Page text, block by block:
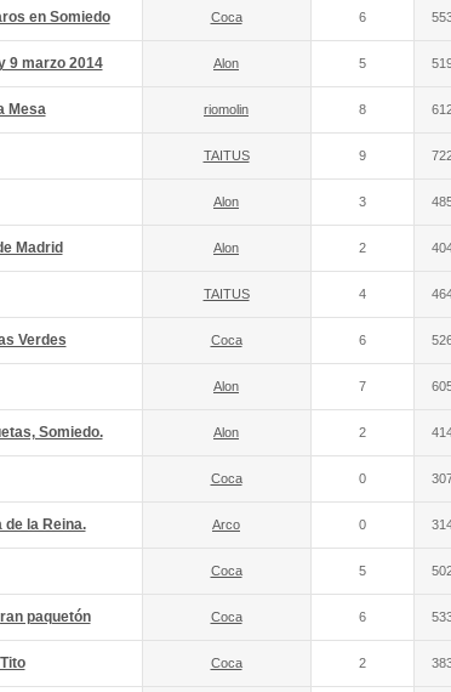
en Somiedo Coca 6
9 marzo 2014 Alon 5
Mesa riomolin 8
TAITUS 9
Alon 3
Madrid Alon 2
TAITUS 4
Verdes Coca 6
Alon 7
Somiedo. Alon 2
Coca 0
la Reina. Arco 0
Coca 5
paquetón Coca 6
Coca 2